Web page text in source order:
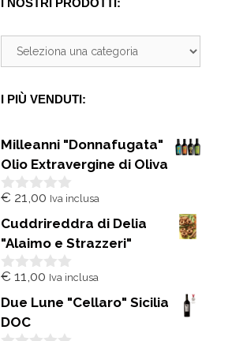
I NOSTRI PRODOTTI:
I PIÙ VENDUTI:
Milleanni "Donnafugata"
Olio Extravergine di Oliva
0
u
5
€ 21,00 Iva inclusa
Cuddrireddra di Delia
"Alaimo e Strazzeri"
0
u
5
€ 11,00 Iva inclusa
Due Lune "Cellaro" Sicilia
DOC